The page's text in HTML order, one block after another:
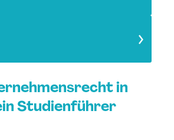
in
Studienführer